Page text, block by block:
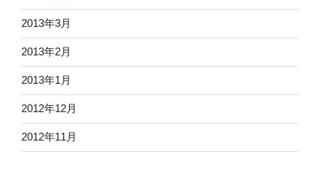
2013年3月
2013年2月
2013年1月
2012年12月
2012年11月